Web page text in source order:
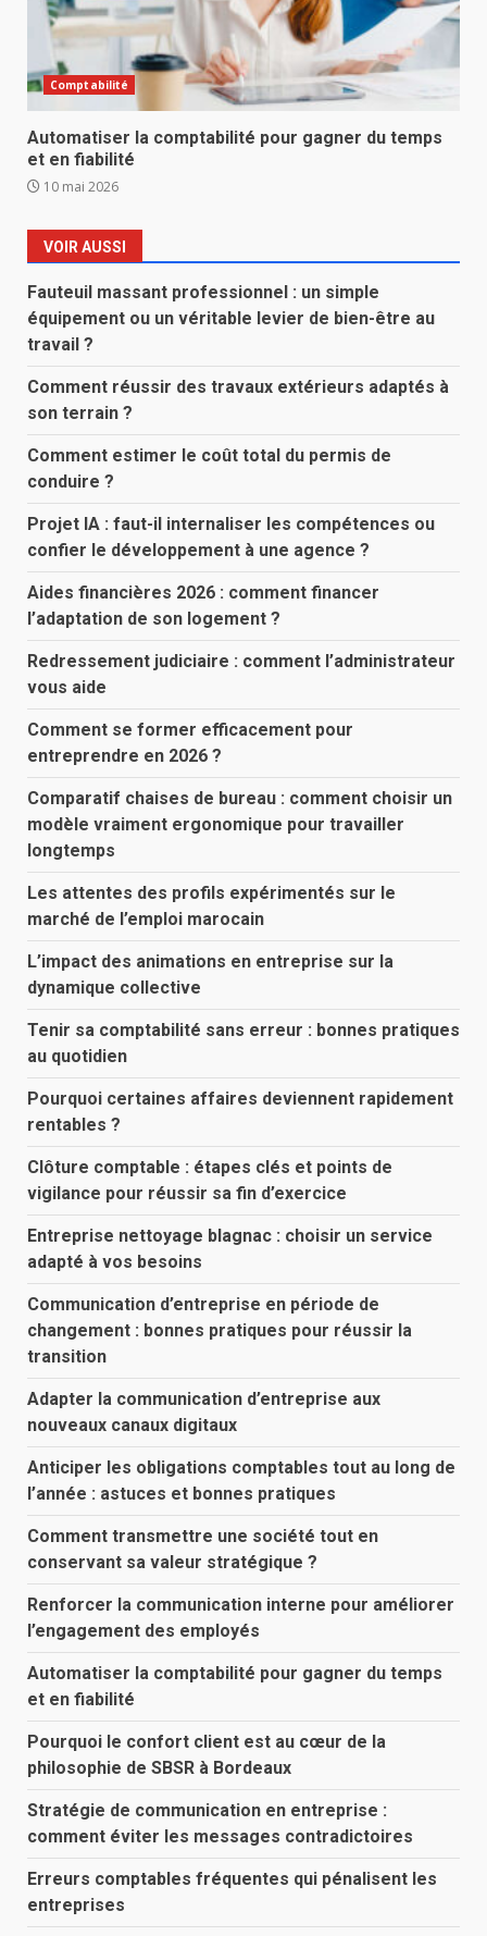
Comptabilité
Automatiser la comptabilité pour gagner du temps
et en fiabilité
10 mai 2026
VOIR AUSSI
Fauteuil massant professionnel : un simple
équipement ou un véritable levier de bien-être au
travail ?
Comment réussir des travaux extérieurs adaptés à
son terrain ?
Comment estimer le coût total du permis de
conduire ?
Projet IA : faut-il internaliser les compétences ou
confier le développement à une agence ?
Aides financières 2026 : comment financer
l’adaptation de son logement ?
Redressement judiciaire : comment l’administrateur
vous aide
Comment se former efficacement pour
entreprendre en 2026 ?
Comparatif chaises de bureau : comment choisir un
modèle vraiment ergonomique pour travailler
longtemps
Les attentes des profils expérimentés sur le
marché de l’emploi marocain
L’impact des animations en entreprise sur la
dynamique collective
Tenir sa comptabilité sans erreur : bonnes pratiques
au quotidien
Pourquoi certaines affaires deviennent rapidement
rentables ?
Clôture comptable : étapes clés et points de
vigilance pour réussir sa fin d’exercice
Entreprise nettoyage blagnac : choisir un service
adapté à vos besoins
Communication d’entreprise en période de
changement : bonnes pratiques pour réussir la
transition
Adapter la communication d’entreprise aux
nouveaux canaux digitaux
Anticiper les obligations comptables tout au long de
l’année : astuces et bonnes pratiques
Comment transmettre une société tout en
conservant sa valeur stratégique ?
Renforcer la communication interne pour améliorer
l’engagement des employés
Automatiser la comptabilité pour gagner du temps
et en fiabilité
Pourquoi le confort client est au cœur de la
philosophie de SBSR à Bordeaux
Stratégie de communication en entreprise :
comment éviter les messages contradictoires
Erreurs comptables fréquentes qui pénalisent les
entreprises